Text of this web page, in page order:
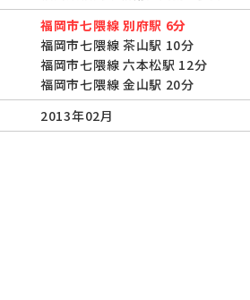
福岡市七隈線 別府駅 6分
福岡市七隈線 茶山駅 10分
福岡市七隈線 六本松駅 12分
福岡市七隈線 金山駅 20分
2013年02月